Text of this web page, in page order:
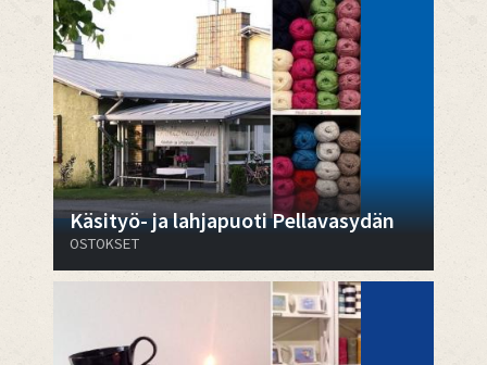
Käsityö- ja lahjapuoti Pellavasydän
OSTOKSET